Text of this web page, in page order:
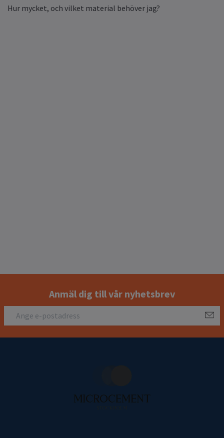
Hur mycket, och vilket material behöver jag?
Anmäl dig till vår nyhetsbrev